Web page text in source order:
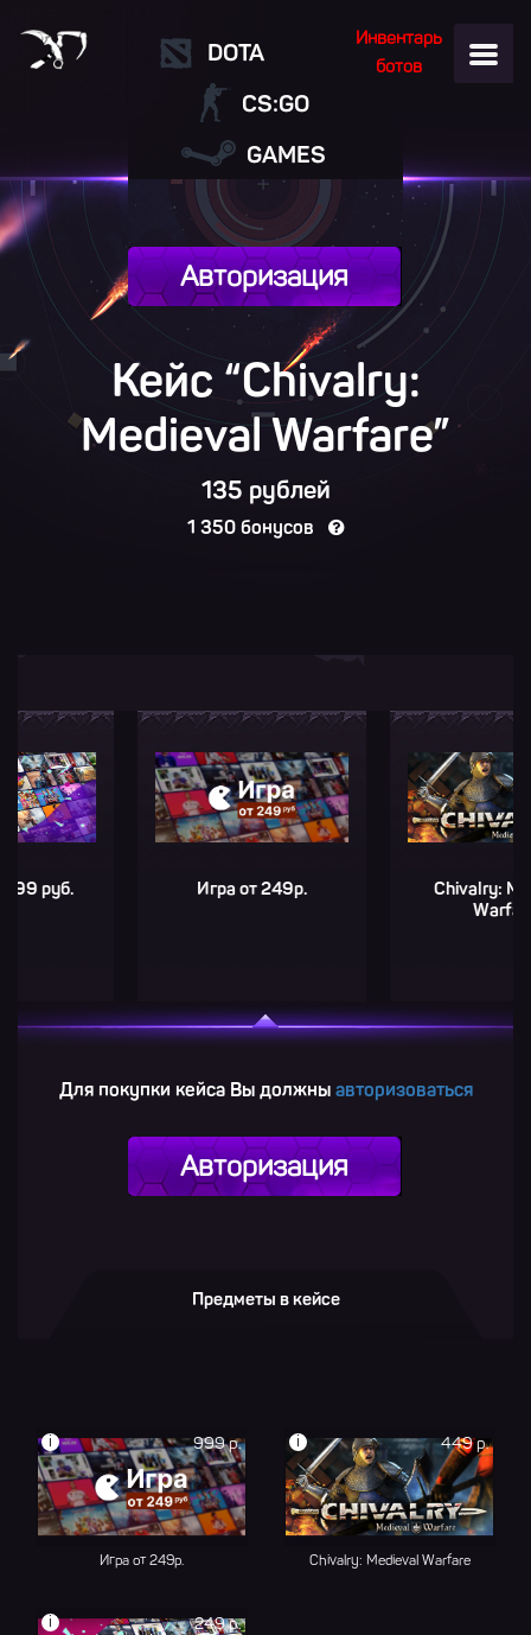
Инвентарь
ботов
DOTA
CS:GO
GAMES
Авторизация
Кейс “Chivalry:
Medieval Warfare”
135 рублей
1 350 бонусов
Игра от 249р.
Chivalry: Medieval
Warfare
Для покупки кейса Вы должны авторизоваться
Авторизация
Предметы в кейсе
999 р.
i
Игра от 249р.
449 р.
i
Chivalry: Medieval Warfare
249 р.
i